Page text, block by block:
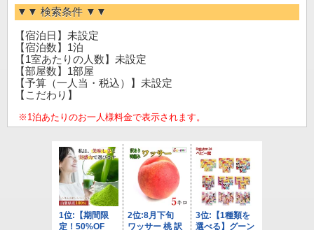
▼▼ 検索条件 ▼▼
【宿泊日】未設定
【宿泊数】1泊
【1室あたりの人数】未設定
【部屋数】1部屋
【予算（一人当・税込）】未設定
【こだわり】
※1泊あたりのお一人様料金で表示されます。